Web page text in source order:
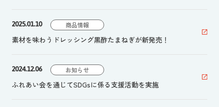
2025.01.10 商品情報
素材を味わうドレッシング黒酢たまねぎが新発売！
2024.12.06 お知らせ
ふれあい会を通じてSDGsに係る支援活動を実施